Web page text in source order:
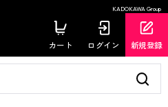
KADOKAWA Group
カート ログイン 新規登録